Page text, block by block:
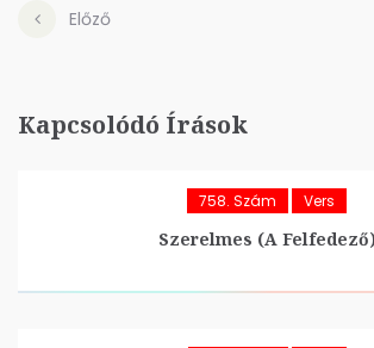
Előző
Kapcsolódó Írások
758. Szám Vers
Szerelmes (A